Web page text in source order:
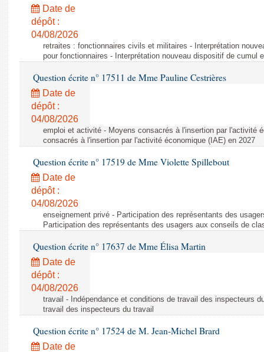
Date de
dépôt :
04/08/2026
retraites : fonctionnaires civils et militaires - Interprétation
pour fonctionnaires - Interprétation nouveau dispositif de cumul
Question écrite n° 17511 de Mme Pauline Cestrières
Date de
dépôt :
04/08/2026
emploi et activité - Moyens consacrés à l'insertion par l'activité
consacrés à l'insertion par l'activité économique (IAE) en 2027
Question écrite n° 17519 de Mme Violette Spillebout
Date de
dépôt :
04/08/2026
enseignement privé - Participation des représentants des
Participation des représentants des usagers aux conseils de
Question écrite n° 17637 de Mme Élisa Martin
Date de
dépôt :
04/08/2026
travail - Indépendance et conditions de travail des inspecteurs
travail des inspecteurs du travail
Question écrite n° 17524 de M. Jean-Michel Brard
Date de